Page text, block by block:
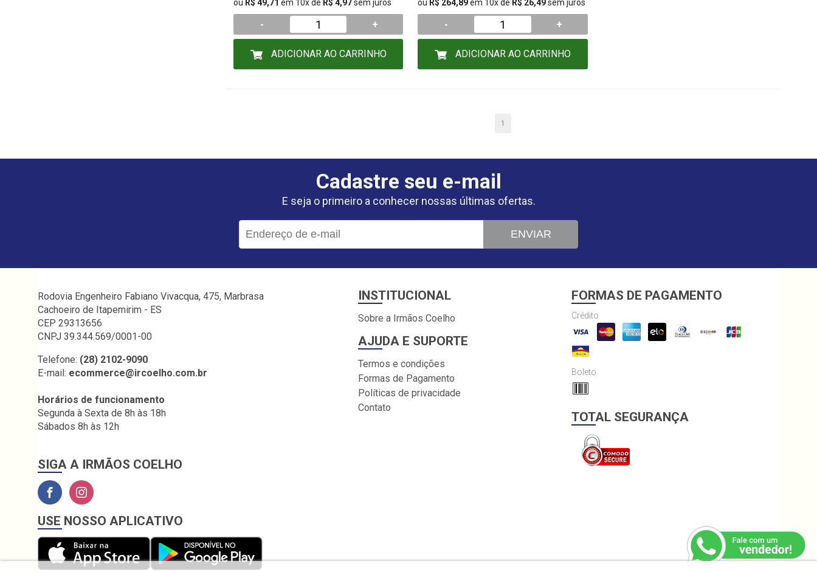
ou R$ 49,71 em 10x de R$ 4,97sem juros
- +
ADICIONAR AO CARRINHO
ou R$ 264,89em 10x de R$ 26,49sem juros
- +
ADICIONAR AO CARRINHO
1
Cadastre seu e-mail
E seja o primeiro a conhecer nossas últimas ofertas.
ENVIAR
Rodovia Engenheiro Fabiano Vivacqua, 475, Marbrasa
Cachoeiro de Itapemirim - ES
CEP 29313656
CNPJ 39.344.569/0001-00
Telefone: (28) 2102-9090
E-mail: ecommerce@ircoelho.com.br
Horários de funcionamento
Segunda à Sexta de 8h às 18h
Sábados 8h às 12h
SIGA A IRMÃOS COELHO
INSTITUCIONAL
Sobre a Irmãos Coelho
AJUDA E SUPORTE
Termos e condições
Formas de Pagamento
Políticas de privacidade
Contato
FORMAS DE PAGAMENTO
Crédito
Boleto
TOTAL SEGURANÇA
USE NOSSO APLICATIVO